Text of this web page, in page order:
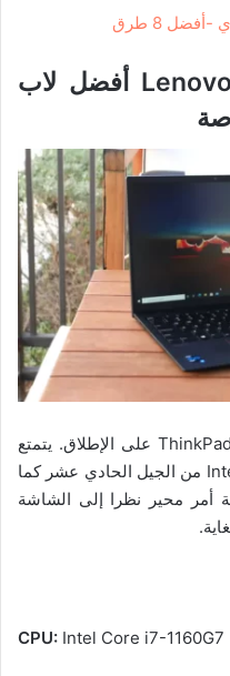
8 طرق
أفضل لاب
X1 Nano هو أخف حاسب محمول ThinkPad على الإطلاق. يتمتع
X1 Nano بأداء مذهل من معالجات Intel من الجيل الحادي عشر كما
الذي يبلغ 12 ساعة أمر محير نظرا إلى الشاشة
CPU: Intel Core i7-1160G7